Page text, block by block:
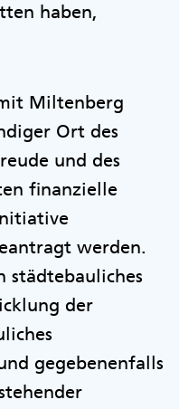
haben,
Miltenberg
Ort des
und des
finanzielle
werden.
städtebauliches
der
gegebenenfalls